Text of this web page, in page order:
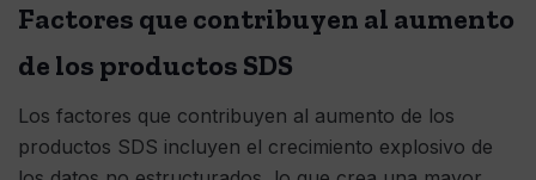
Factores que contribuyen al aumento
de los productos SDS
Los factores que contribuyen al aumento de los
productos SDS incluyen el crecimiento explosivo de